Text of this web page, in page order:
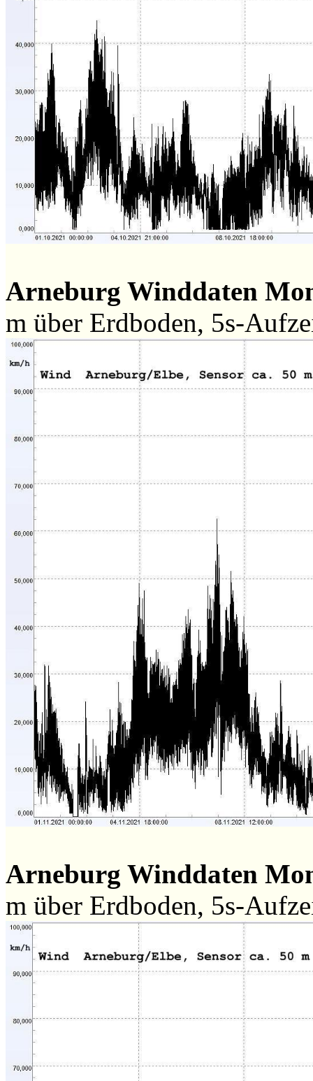
Arneburg Winddaten
m über Erdboden, 5s-
Arneburg Winddaten
m über Erdboden, 5s-